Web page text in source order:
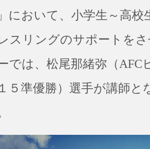
において、小学生～高
スリングのサポートを
では、松尾那緒弥（
５準優勝）選手が講師